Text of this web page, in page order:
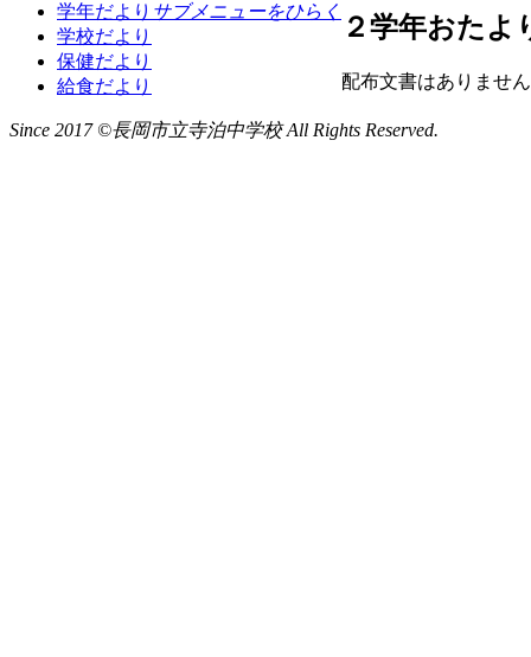
学年だより サブメニューをひらく
学校だより
保健だより
給食だより
２学年おたよ
配布文書はありませ
Since 2017 ©長岡市立寺泊中学校 All Rights Reserved.